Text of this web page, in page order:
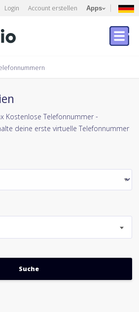
Login Account erstellen Apps
Kostenlose Telefonnummer -
deine erste virtuelle Telefonnummer